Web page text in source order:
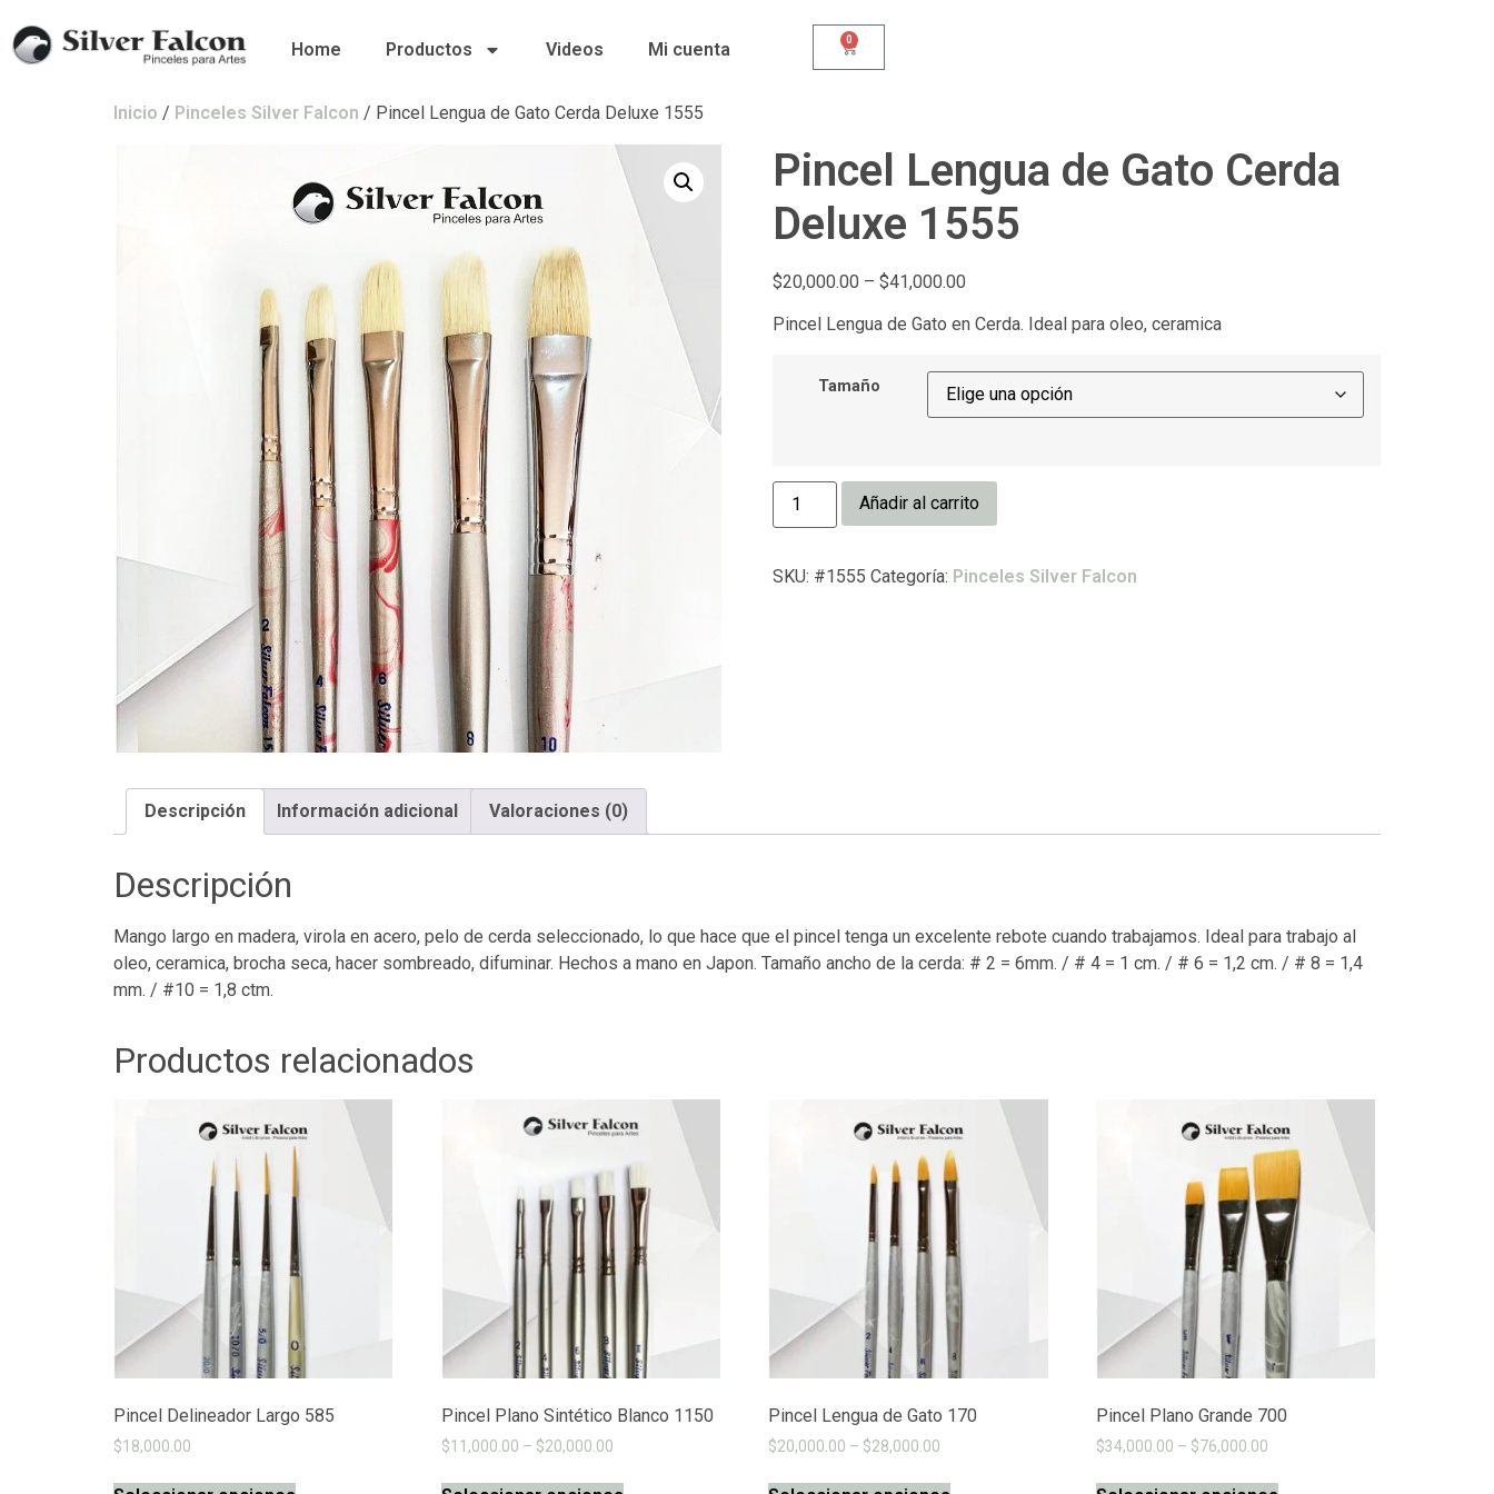
Home Productos Videos Mi cuenta 0
Inicio / Pinceles Silver Falcon / Pincel Lengua de Gato Cerda Deluxe 1555
Pincel Lengua de Gato Cerda
Deluxe 1555
$20,000.00 – $41,000.00
Pincel Lengua de Gato en Cerda. Ideal para oleo, ceramica
Tamaño
Añadir al carrito
SKU: #1555 Categoría: Pinceles Silver Falcon
Descripción Información adicional Valoraciones (0)
Descripción
Mango largo en madera, virola en acero, pelo de cerda seleccionado, lo que hace que el pincel tenga un excelente rebote cuando trabajamos. Ideal para trabajo al
oleo, ceramica, brocha seca, hacer sombreado, difuminar. Hechos a mano en Japon. Tamaño ancho de la cerda: # 2 = 6mm. / # 4 = 1 cm. / # 6 = 1,2 cm. / # 8 = 1,4
mm. / #10 = 1,8 ctm.
Productos relacionados
Pincel Delineador Largo 585
$18,000.00
Pincel Plano Sintético Blanco 1150
$11,000.00 – $20,000.00
Pincel Lengua de Gato 170
$20,000.00 – $28,000.00
Pincel Plano Grande 700
$34,000.00 – $76,000.00